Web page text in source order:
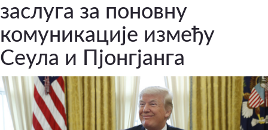
заслуга за поновну
комуникације између
Сеула и Пјонгјанга